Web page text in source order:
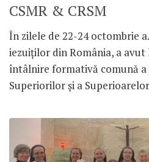
CSMR & CRSM
În zilele de 22-24 octombrie
iezuiților din România, a avut
întâlnire formativă comună
Superiorilor și a